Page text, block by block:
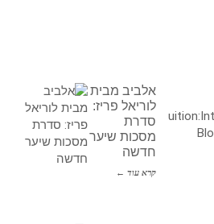
אלביב מבית
לוריאל פריז:
סדרת
מסכות שיער
חדשה
קרא עוד ←